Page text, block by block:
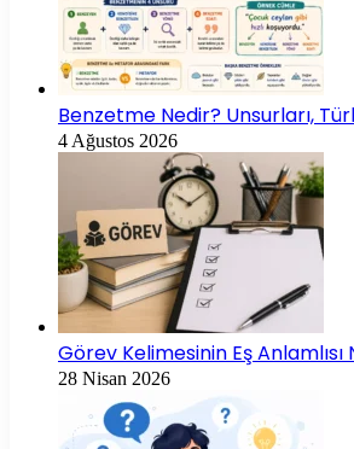
Benzetme Nedir? Unsurları,
4 Ağustos 2026
Görev Kelimesinin Eş Anlamlısı
28 Nisan 2026